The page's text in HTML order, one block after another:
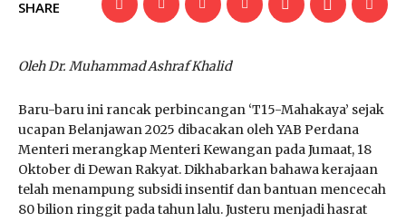
SHARE
Oleh Dr. Muhammad Ashraf Khalid
Baru-baru ini rancak perbincangan ‘T15-Mahakaya’ sejak
ucapan Belanjawan 2025 dibacakan oleh YAB Perdana
Menteri merangkap Menteri Kewangan pada Jumaat, 18
Oktober di Dewan Rakyat. Dikhabarkan bahawa kerajaan
telah menampung subsidi insentif dan bantuan mencecah
80 bilion ringgit pada tahun lalu. Justeru menjadi hasrat